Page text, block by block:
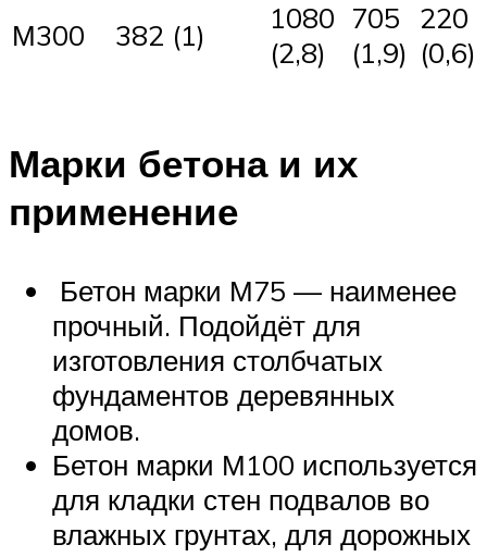
М300 382 (1)
1080
(2,8)
705
(1,9)
220
(0,6)
Марки бетона и их
применение
Бетон марки М75 — наименее
прочный. Подойдёт для
изготовления столбчатых
фундаментов деревянных
домов.
Бетон марки М100 используется
для кладки стен подвалов во
влажных грунтах, для дорожных